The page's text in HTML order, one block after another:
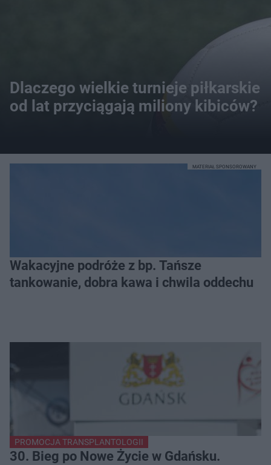
Dlaczego wielkie turnieje piłkarskie
od lat przyciągają miliony kibiców?
Wakacyjne podróże z bp. Tańsze
tankowanie, dobra kawa i chwila oddechu
MATERIAŁ SPONSOROWANY
PROMOCJA TRANSPLANTOLOGII
30. Bieg po Nowe Życie w Gdańsku.